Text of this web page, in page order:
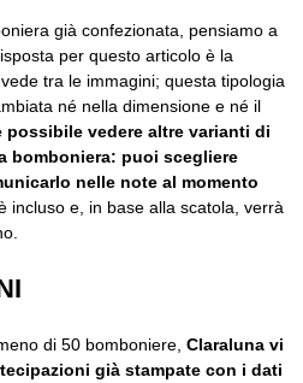
già confezionata, pensiamo a
per questo articolo è la
tra le immagini; questa tipologia
né nella dimensione e né il
possibile vedere altre varianti di
bomboniera: puoi scegliere
nelle note al momento
incluso e, in base alla scatola, verrà
di 50 bomboniere, Claraluna vi
già stampate con i dati